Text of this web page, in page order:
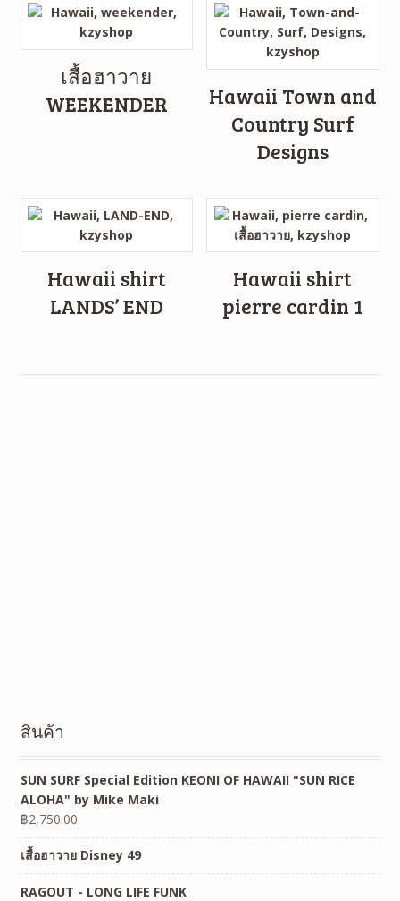
เสื้อฮาวาย
WEEKENDER
Hawaii Town and
Country Surf
Designs
Hawaii shirt
LANDS’ END
Hawaii shirt
pierre cardin 1
สินค้า
SUN SURF Special Edition KEONI OF HAWAII "SUN RICE
ALOHA" by Mike Maki
฿2,750.00
เสื้อฮาวาย Disney 49
RAGOUT - LONG LIFE FUNK